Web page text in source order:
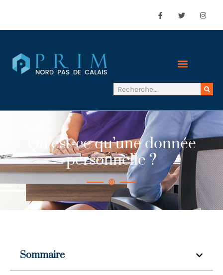
Qu’est-ce qu’une donnée
personnelle ?
Sommaire